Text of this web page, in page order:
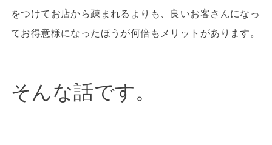
をつけてお店から疎まれるよりも、良いお客さんになっ
てお得意様になったほうが何倍もメリットがあります。
そんな話です。